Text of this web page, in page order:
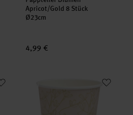
Apricot/Gold 8 Stück
Ø23cm
4,99 €
Pappbecher Blumen Apricot/